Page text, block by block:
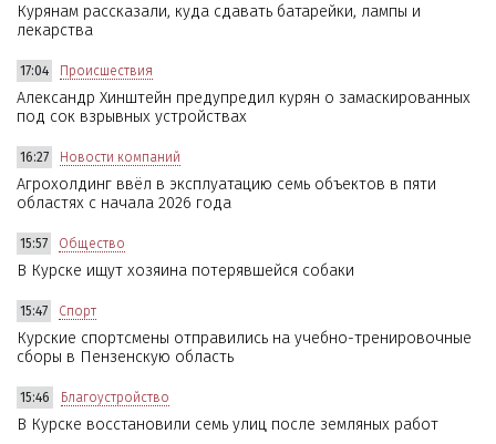
Курянам рассказали, куда сдавать батарейки, лампы и
лекарства
17:04 Происшествия
Александр Хинштейн предупредил курян о замаскированных
под сок взрывных устройствах
16:27 Новости компаний
Агрохолдинг ввёл в эксплуатацию семь объектов в пяти
областях с начала 2026 года
15:57 Общество
В Курске ищут хозяина потерявшейся собаки
15:47 Спорт
Курские спортсмены отправились на учебно-тренировочные
сборы в Пензенскую область
15:46 Благоустройство
В Курске восстановили семь улиц после земляных работ